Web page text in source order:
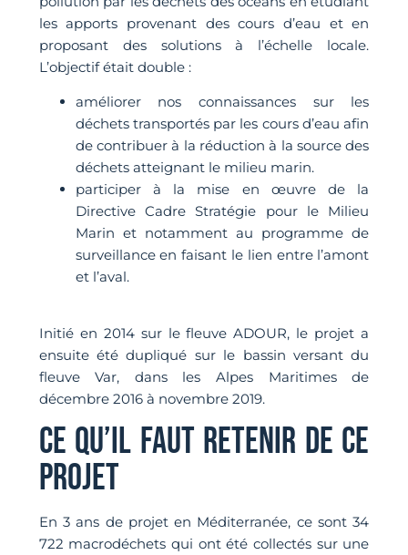
les apports provenant des cours d’eau et en
proposant des solutions à l’échelle locale.
L’objectif était double :
améliorer nos connaissances sur les
déchets transportés par les cours d’eau afin
de contribuer à la réduction à la source des
déchets atteignant le milieu marin.
participer à la mise en œuvre de la
Directive Cadre Stratégie pour le Milieu
Marin et notamment au programme de
surveillance en faisant le lien entre l’amont
et l’aval.
Initié en 2014 sur le fleuve ADOUR, le projet a
ensuite été dupliqué sur le bassin versant du
fleuve Var, dans les Alpes Maritimes de
décembre 2016 à novembre 2019.
CE QU’IL FAUT RETENIR DE CE
PROJET
En 3 ans de projet en Méditerranée, ce sont 34
722 macrodéchets qui ont été collectés sur une